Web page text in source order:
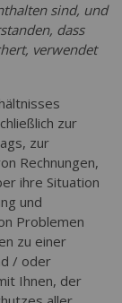
sind, und
dass
verwendet
zur
zur
Rechnungen,
ihre Situation
und
Problemen
zu einer
/ oder
Ihnen, der